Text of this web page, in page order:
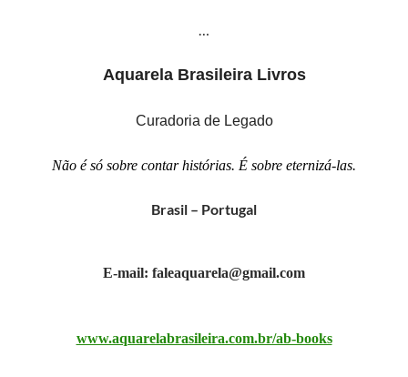
Aquarela Brasileira Livros
Curadoria de Legado
Não é só sobre contar histórias. É sobre eternizá-las.
Brasil – Portugal
E-mail: faleaquarela@gmail.com
www.aquarelabrasileira.com.br/ab-books